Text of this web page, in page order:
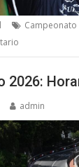
Campeonato
2026:
admin